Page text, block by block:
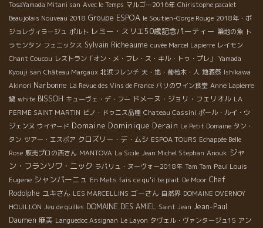
TosaYamada Mitani san Avec le Temps マルゴー2016年 Chiristophe pacalet
Beaujolais Nouveau 2018 Groupe ESPOA le Soutien-Gorge Rouge 2018年・ボ
ジョレヴィラージュ ポルト レミー・スリエ50歳記念パーティー 築地の魚 ト
ラモンタン フェニックス Sylvain Richeaume cuvée Marcel Lapierre レイモン
Chant Coucou レストラン「オン・メ・フレ・ス・キル・トゥ・プレ」
Yamada
Kyouji san Château Margaux 北浜フレンチ 天・地・葡萄木・人 地酒祭 Ishikawa
Akinori Narbonne La Revue des Vins de France パリのワイン食堂 Anne Lapierre
鍋 white BISSOH キューヴェ・デ・フー ドメーヌ・ジョリ・フェリオル LA
FERME SAINT MARTIN ピノ・ドゥニス品種 Chateau Cassini ポール・ルイ・ウ
ジェンヌ ウイヤード Domaine Dominique Derain Le Petit Domaine タン・
タン ツアー・エスポア クロズリー・デ・ムシ ESPOA TOURS Echappée Belle
Rose 販売プロの西さん MANTOVA La Sicile Jean Michel Stephan Anouk ジャ
ン・フランソワ・ニック ラパリュ・ヌーヴォー2018年 Tam Tam Paul Louis
Eugene シャンパーニュ En Mets fais ce qu'il te plait De Moor Chef
Rodolphe ユキさん LES MARCELLINS ゴーさん 自然界 DOMAINE OVERNOY
HOUILLON Jeu de quilles DOMAINE DES AMIEL Saint Jean Jean-Paul
Daumen 麻美 Languedoc Assignan Le Layon タヴェル・ヴァンタージュ15 アン